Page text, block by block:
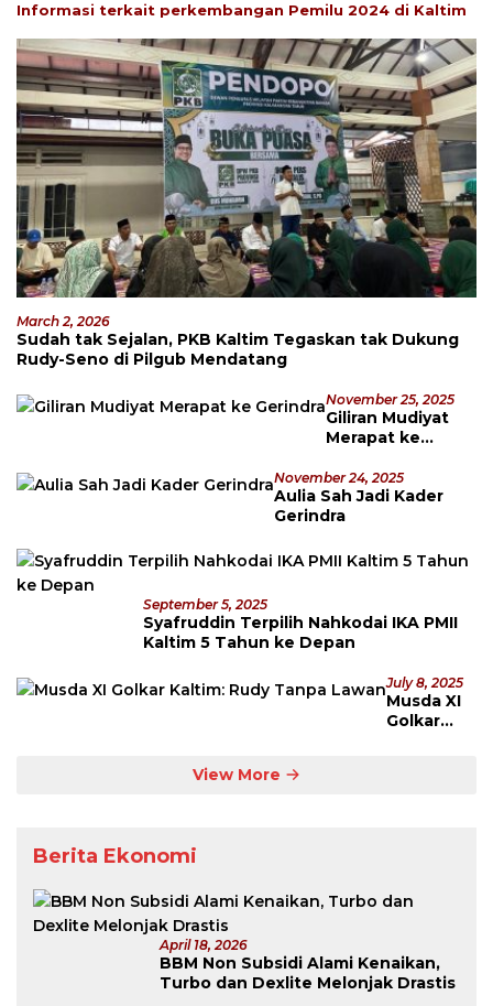
Informasi terkait perkembangan Pemilu 2024 di Kaltim
March 2, 2026
Sudah tak Sejalan, PKB Kaltim Tegaskan tak Dukung
Rudy-Seno di Pilgub Mendatang
November 25, 2025
Giliran Mudiyat
Merapat ke
November 24, 2025
Aulia Sah Jadi Kader
Gerindra
September 5, 2025
Syafruddin Terpilih Nahkodai IKA PMII
Kaltim 5 Tahun ke Depan
July 8, 2025
Musda XI
Golkar
View More
Berita Ekonomi
April 18, 2026
BBM Non Subsidi Alami Kenaikan,
Turbo dan Dexlite Melonjak Drastis